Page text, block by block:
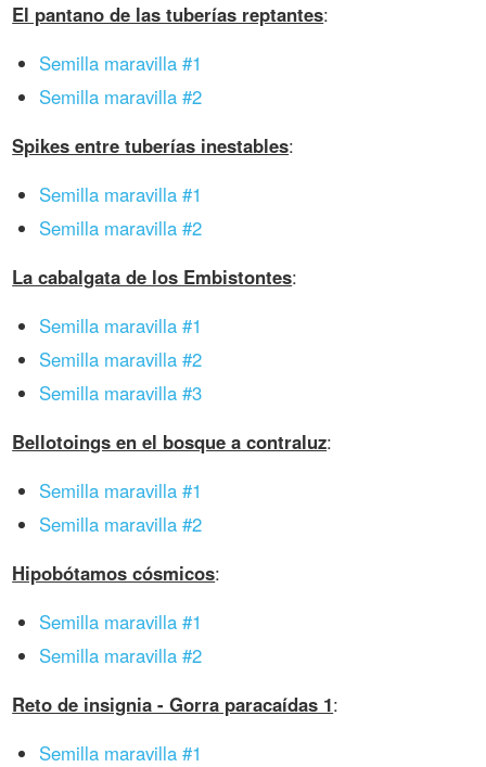
El pantano de las tuberías reptantes:
Semilla maravilla #1
Semilla maravilla #2
Spikes entre tuberías inestables:
Semilla maravilla #1
Semilla maravilla #2
La cabalgata de los Embistontes:
Semilla maravilla #1
Semilla maravilla #2
Semilla maravilla #3
Bellotoings en el bosque a contraluz:
Semilla maravilla #1
Semilla maravilla #2
Hipobótamos cósmicos:
Semilla maravilla #1
Semilla maravilla #2
Reto de insignia - Gorra paracaídas 1:
Semilla maravilla #1